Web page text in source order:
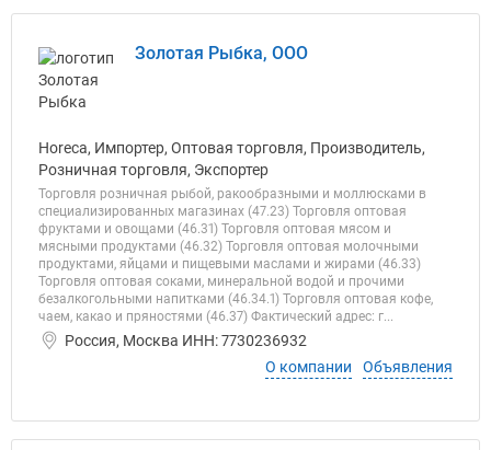
Золотая Рыбка, ООО
Horeca, Импортер, Оптовая торговля, Производитель,
Розничная торговля, Экспортер
Торговля розничная рыбой, ракообразными и моллюсками в
специализированных магазинах (47.23) Торговля оптовая
фруктами и овощами (46.31) Торговля оптовая мясом и
мясными продуктами (46.32) Торговля оптовая молочными
продуктами, яйцами и пищевыми маслами и жирами (46.33)
Торговля оптовая соками, минеральной водой и прочими
безалкогольными напитками (46.34.1) Торговля оптовая кофе,
чаем, какао и пряностями (46.37) Фактический адрес: г...
Россия, Москва ИНН: 7730236932
О компании
Объявления